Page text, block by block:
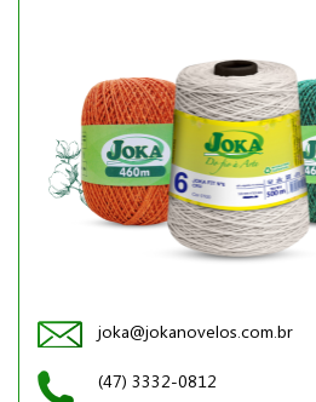
joka@jokanovelos.com.br
(47) 3332-0812